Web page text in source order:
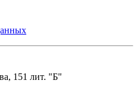
151 лит. "Б"